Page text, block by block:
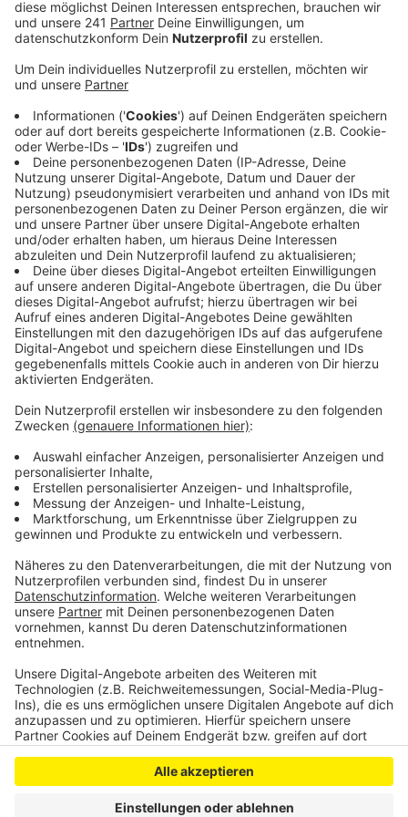
Anzeige
für Flugunfalluntersuchung. Das liegt zum einen an
einem recht aufwendigen bürokratischen
Prozedere, mit Zwischenberichten, Analysen und
einer sehr späten Abschlussuntersuchung.
Anzeige
Bundesstelle für Flugunfalluntersuchung ist
überlastet
Anzeige
Es liegt aber auch am Personal. Auf rund zweitausend
Abstürze im Jahr kommen nur 19 Prüfer. Diejenigen, die
die Informationen nach dem Absturz in Lohmar
zusammengetragen haben, waren übrigens sogenannte
„Beauftragte“. Flugzeugfans, die sich gut auskennen –
aber nicht beruflich damit zu tun haben. Diese
„Beauftragten“ seien unerlässlich für die Arbeit der
Bundesstelle.
Anzeige
Anzeige